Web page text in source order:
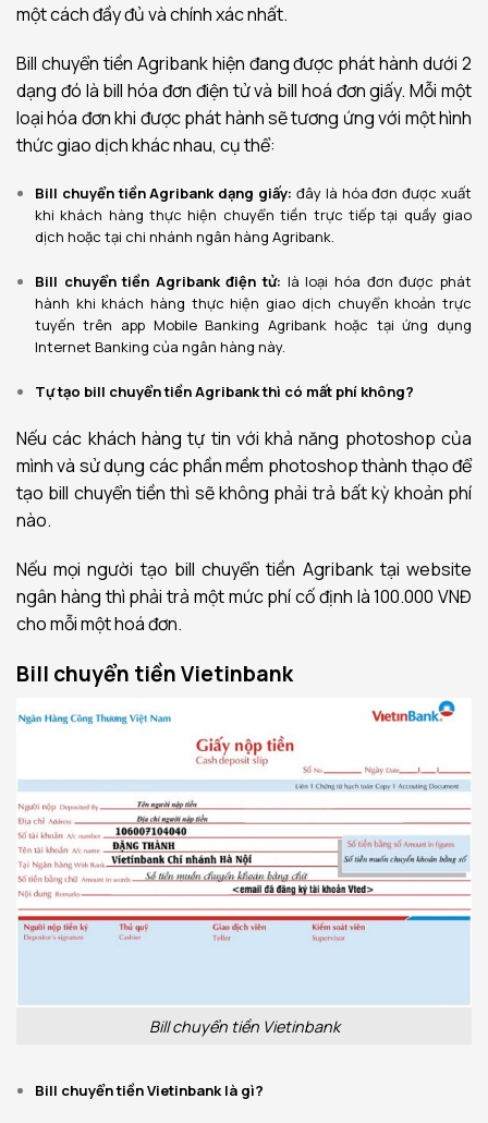
một cách đầy đủ và chính xác nhất.
Bill chuyển tiền Agribank hiện đang được phát hành dưới 2
dạng đó là bill hóa đơn điện tử và bill hoá đơn giấy. Mỗi một
loại hóa đơn khi được phát hành sẽ tương ứng với một hình
thức giao dịch khác nhau, cụ thể:
Bill chuyển tiền Agribank dạng giấy: đây là hóa đơn được xuất
khi khách hàng thực hiện chuyển tiền trực tiếp tại quầy giao
dịch hoặc tại chi nhánh ngân hàng Agribank.
Bill chuyển tiền Agribank điện tử: là loại hóa đơn được phát
hành khi khách hàng thực hiện giao dịch chuyển khoản trực
tuyến trên app Mobile Banking Agribank hoặc tại ứng dụng
Internet Banking của ngân hàng này.
Tự tạo bill chuyển tiền Agribank thì có mất phí không?
Nếu các khách hàng tự tin với khả năng photoshop của
mình và sử dụng các phần mềm photoshop thành thạo để
tạo bill chuyển tiền thì sẽ không phải trả bất kỳ khoản phí
nào.
Nếu mọi người tạo bill chuyển tiền Agribank tại website
ngân hàng thì phải trả một mức phí cố định là 100.000 VNĐ
cho mỗi một hoá đơn.
Bill chuyển tiền Vietinbank
Bill chuyển tiền Vietinbank
Bill chuyển tiền Vietinbank là gì?